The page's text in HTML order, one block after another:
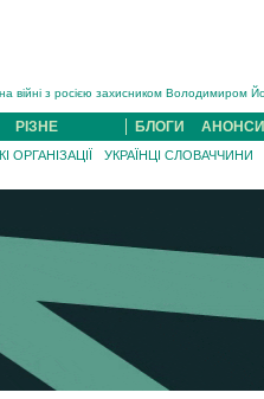
війні з росією захисником Володимиром
Богданом Югасом, який два роки
на Хустщині Юліана Гербея (ФОТО)[/
Ігнат Роздяловський (ФОТО)...
авто постраждали 13 людей (ФОТО)...
судитимуть за обвинувачен...
РІЗНЕ БЛОГИ АНОНСИ
ОРГАНІЗАЦІЇ УКРАЇНЦІ СЛОВАЧЧИНИ